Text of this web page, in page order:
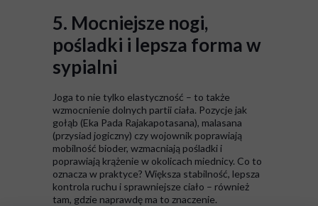
5. Mocniejsze nogi,
pośladki i lepsza forma w
sypialni
Joga to nie tylko elastyczność – to także
wzmocnienie dolnych partii ciała. Pozycje jak
gołąb (Eka Pada Rajakapotasana), malasana
(przysiad jogiczny) czy wojownik poprawiają
mobilność bioder, wzmacniają pośladki i
poprawiają krążenie w okolicach miednicy. Co to
oznacza w praktyce? Większa stabilność, lepsza
kontrola ruchu i sprawniejsze ciało – również
tam, gdzie naprawdę ma to znaczenie.